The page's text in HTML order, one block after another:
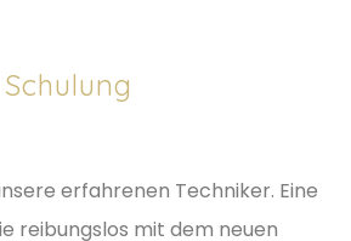
erfahrenen Techniker. Eine
reibungslos mit dem neuen